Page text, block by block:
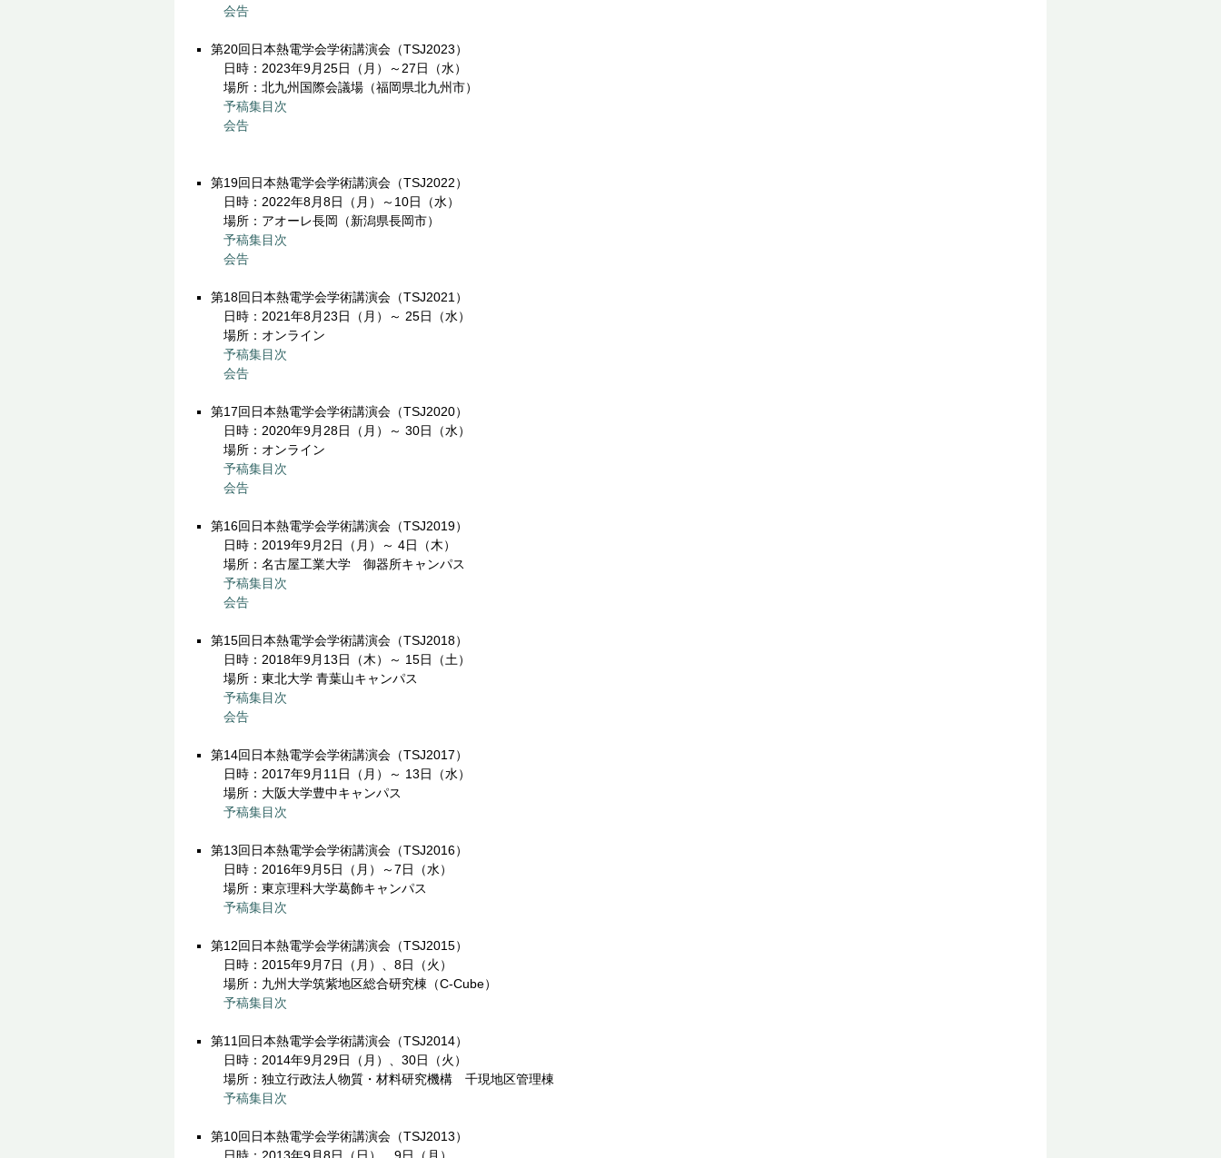
会告
第20回日本熱電学会学術講演会（TSJ2023）
日時：2023年9月25日（月）～27日（水）
場所：北九州国際会議場（福岡県北九州市）
予稿集目次
会告
第19回日本熱電学会学術講演会（TSJ2022）
日時：2022年8月8日（月）～10日（水）
場所：アオーレ長岡（新潟県長岡市）
予稿集目次
会告
第18回日本熱電学会学術講演会（TSJ2021）
日時：2021年8月23日（月）～ 25日（水）
場所：オンライン
予稿集目次
会告
第17回日本熱電学会学術講演会（TSJ2020）
日時：2020年9月28日（月）～ 30日（水）
場所：オンライン
予稿集目次
会告
第16回日本熱電学会学術講演会（TSJ2019）
日時：2019年9月2日（月）～ 4日（木）
場所：名古屋工業大学 御器所キャンパス
予稿集目次
会告
第15回日本熱電学会学術講演会（TSJ2018）
日時：2018年9月13日（木）～ 15日（土）
場所：東北大学 青葉山キャンパス
予稿集目次
会告
第14回日本熱電学会学術講演会（TSJ2017）
日時：2017年9月11日（月）～ 13日（水）
場所：大阪大学豊中キャンパス
予稿集目次
第13回日本熱電学会学術講演会（TSJ2016）
日時：2016年9月5日（月）～7日（水）
場所：東京理科大学葛飾キャンパス
予稿集目次
第12回日本熱電学会学術講演会（TSJ2015）
日時：2015年9月7日（月）、8日（火）
場所：九州大学筑紫地区総合研究棟（C-Cube）
予稿集目次
第11回日本熱電学会学術講演会（TSJ2014）
日時：2014年9月29日（月）、30日（火）
場所：独立行政法人物質・材料研究機構 千現地区管理棟
予稿集目次
第10回日本熱電学会学術講演会（TSJ2013）